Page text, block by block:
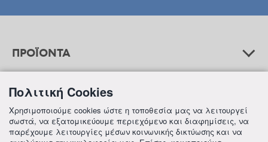
ΠΡΟΪΟΝΤΑ
ΒΟΗΘΕΙΑ
Πολιτική Cookies
Χρησιμοποιούμε cookies ώστε η τοποθεσία μας να λειτουργεί
σωστά, να εξατομικεύουμε περιεχόμενο και διαφημίσεις, να
παρέχουμε λειτουργίες μέσων κοινωνικής δικτύωσης και να